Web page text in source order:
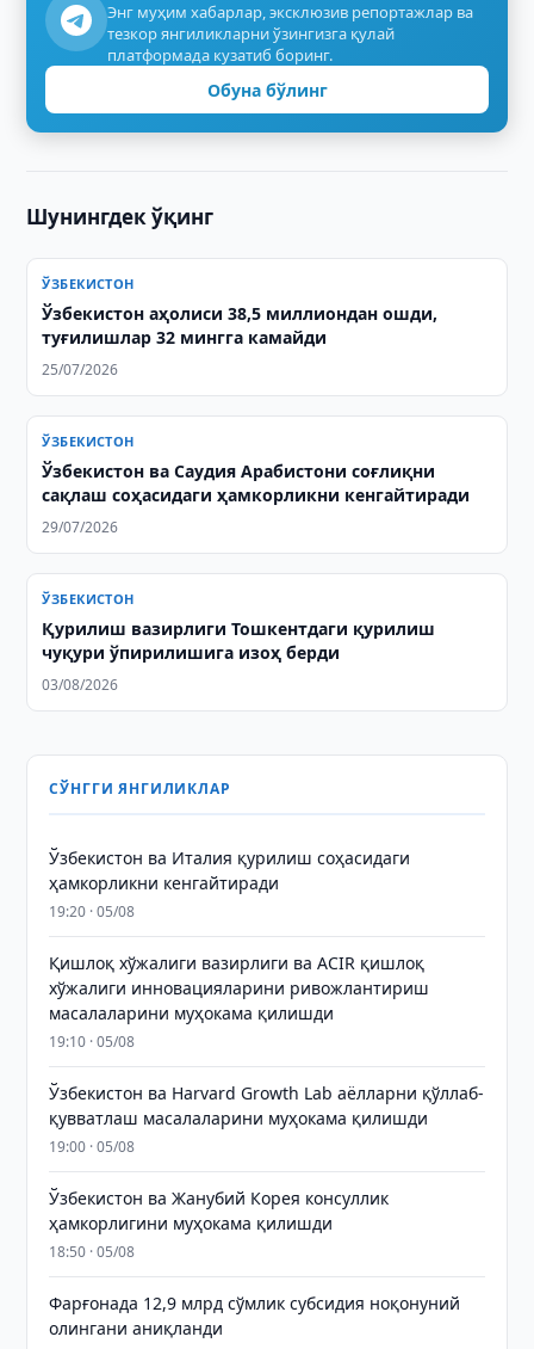
Энг муҳим хабарлар, эксклюзив репортажлар ва
тезкор янгиликларни ўзингизга қулай
платформада кузатиб боринг.
Обуна бўлинг
Шунингдек ўқинг
ЎЗБЕКИСТОН
Ўзбекистон аҳолиси 38,5 миллиондан ошди,
туғилишлар 32 мингга камайди
25/07/2026
ЎЗБЕКИСТОН
Ўзбекистон ва Саудия Арабистони соғлиқни
сақлаш соҳасидаги ҳамкорликни кенгайтиради
29/07/2026
ЎЗБЕКИСТОН
Қурилиш вазирлиги Тошкентдаги қурилиш
чуқури ўпирилишига изоҳ берди
03/08/2026
СЎНГГИ ЯНГИЛИКЛАР
Ўзбекистон ва Италия қурилиш соҳасидаги
ҳамкорликни кенгайтиради
19:20 · 05/08
Қишлоқ хўжалиги вазирлиги ва ACIR қишлоқ
хўжалиги инновацияларини ривожлантириш
масалаларини муҳокама қилишди
19:10 · 05/08
Ўзбекистон ва Harvard Growth Lab аёлларни қўллаб-
қувватлаш масалаларини муҳокама қилишди
19:00 · 05/08
Ўзбекистон ва Жанубий Корея консуллик
ҳамкорлигини муҳокама қилишди
18:50 · 05/08
Фарғонада 12,9 млрд сўмлик субсидия ноқонуний
олингани аниқланди